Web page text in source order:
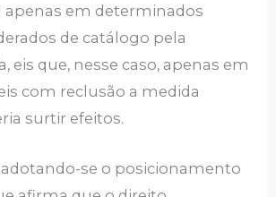
apenas em determinados
de catálogo pela
eis que, nesse caso, apenas em
com reclusão a medida
surtir efeitos.
adotando-se o posicionamento